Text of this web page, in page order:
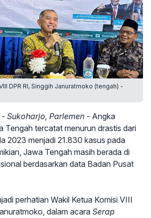
DPR RI, Singgih Januratmoko (tengah) -
- Sukoharjo, Parlemen - Angka
Tengah tercatat menurun drastis dari
2023 menjadi 21.830 kasus pada
Jawa Tengah masih berada di
berdasarkan data Badan Pusat
perhatian Wakil Ketua Komisi VIII
dalam acara Serap